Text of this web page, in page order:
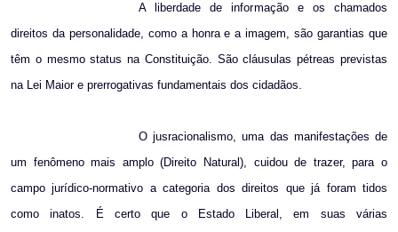
A liberdade de informação e os chamados
direitos da personalidade, como a honra e a imagem, são garantias que
têm o mesmo status na Constituição. São cláusulas pétreas previstas
na Lei Maior e prerrogativas fundamentais dos cidadãos.
O jusracionalismo, uma das manifestações de
um fenômeno mais amplo (Direito Natural), cuidou de trazer, para o
campo jurídico-normativo a categoria dos direitos que já foram tidos
como inatos. É certo que o Estado Liberal, em suas várias